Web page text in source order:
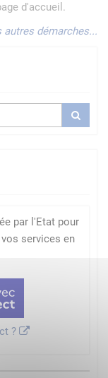
d'accueil.
autres démarches...
par l'Etat pour
services en
?